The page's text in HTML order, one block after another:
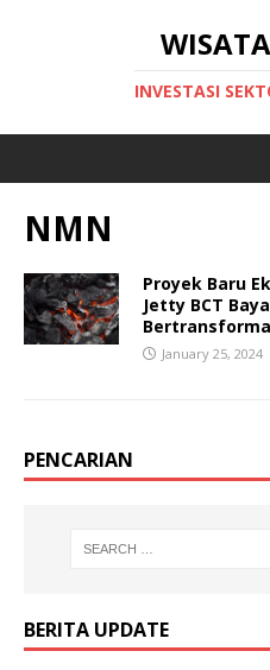
INVESTASI
NMN
Proyek Baru
Jetty BCT
January 25, 2024
PENCARIAN
BERITA UPDATE